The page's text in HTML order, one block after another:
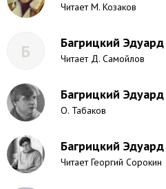
Читает М. Козаков
Б Багрицкий
Читает Д. Самойлов
Багрицкий
О. Табаков
Багрицкий
Читает Георгий Сорокин